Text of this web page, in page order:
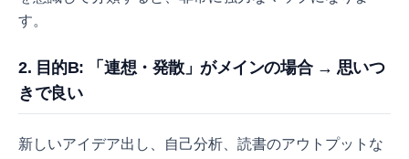
す。
2. 目的B: 「連想・発散」がメインの場合 → 思いつ
きで良い
新しいアイデア出し、自己分析、読書のアウトプットな